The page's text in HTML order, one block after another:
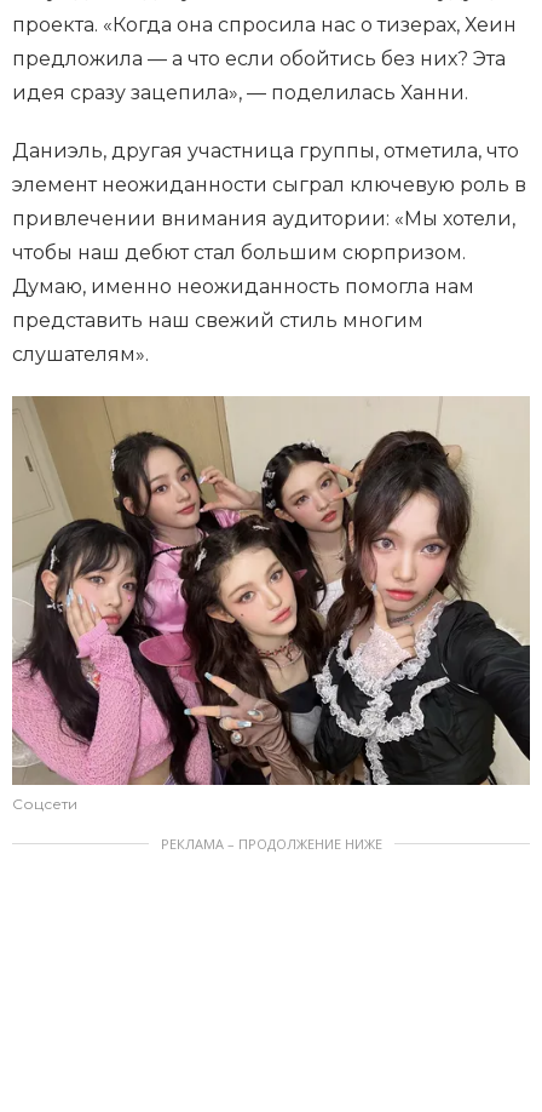
проекта. «Когда она спросила нас о тизерах, Хеин
предложила — а что если обойтись без них? Эта
идея сразу зацепила», — поделилась Ханни.
Даниэль, другая участница группы, отметила, что
элемент неожиданности сыграл ключевую роль в
привлечении внимания аудитории: «Мы хотели,
чтобы наш дебют стал большим сюрпризом.
Думаю, именно неожиданность помогла нам
представить наш свежий стиль многим
слушателям».
Соцсети
РЕКЛАМА – ПРОДОЛЖЕНИЕ НИЖЕ